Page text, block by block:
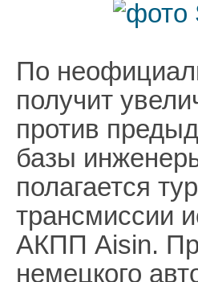
По
получит
против
базы
полагается
трансмиссии
АКПП Aisin.
немецкого